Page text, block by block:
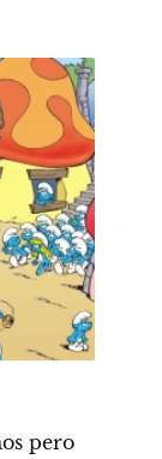
pero